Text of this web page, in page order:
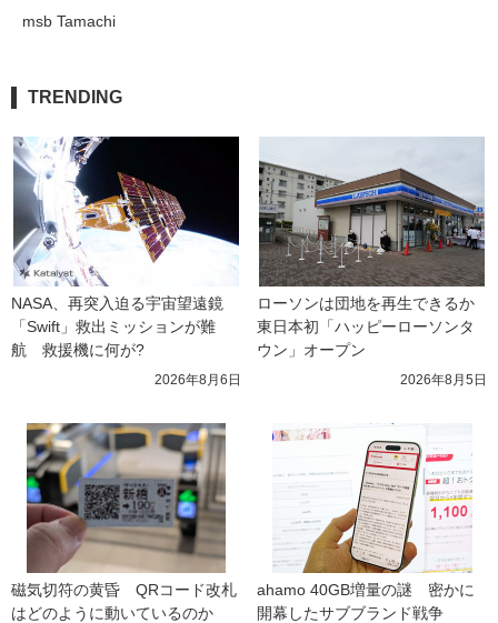
msb Tamachi
TRENDING
NASA、再突入迫る宇宙望遠鏡
「Swift」救出ミッションが難
航　救援機に何が?
2026年8月6日
ローソンは団地を再生できるか
東日本初「ハッピーローソンタ
ウン」オープン
2026年8月5日
磁気切符の黄昏　QRコード改札
はどのように動いているのか
ahamo 40GB増量の謎　密かに
開幕したサブブランド戦争